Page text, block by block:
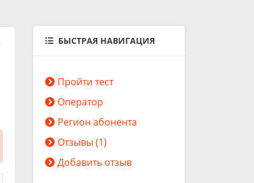
БЫСТРАЯ НАВИГАЦИЯ
Пройти тест
Оператор
Регион абонента
Отзывы (1)
Добавить отзыв